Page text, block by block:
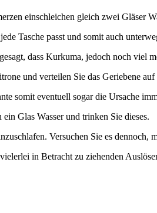
einschleichen gleich zwei Gläser
Tasche passt und somit auch
dass Kurkuma, jedoch noch viel
und verteilen Sie das Geriebene
somit eventuell sogar die Ursache
Glas Wasser und trinken Sie dieses.
Versuchen Sie es
in Betracht zu ziehenden